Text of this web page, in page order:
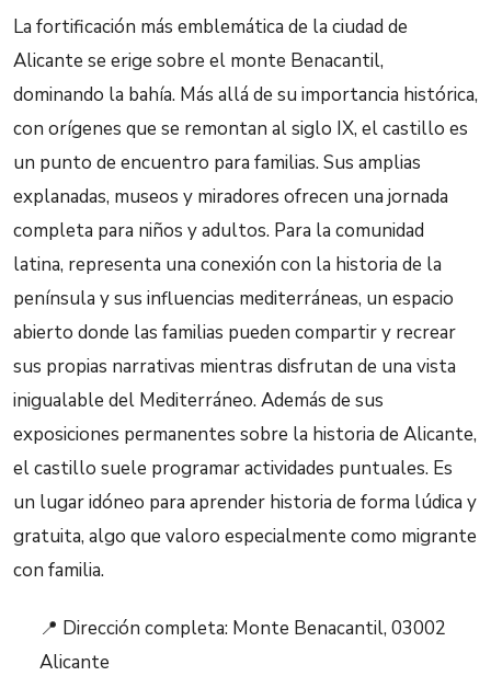
La fortificación más emblemática de la ciudad de
Alicante se erige sobre el monte Benacantil,
dominando la bahía. Más allá de su importancia histórica,
con orígenes que se remontan al siglo IX, el castillo es
un punto de encuentro para familias. Sus amplias
explanadas, museos y miradores ofrecen una jornada
completa para niños y adultos. Para la comunidad
latina, representa una conexión con la historia de la
península y sus influencias mediterráneas, un espacio
abierto donde las familias pueden compartir y recrear
sus propias narrativas mientras disfrutan de una vista
inigualable del Mediterráneo. Además de sus
exposiciones permanentes sobre la historia de Alicante,
el castillo suele programar actividades puntuales. Es
un lugar idóneo para aprender historia de forma lúdica y
gratuita, algo que valoro especialmente como migrante
con familia.
📍 Dirección completa: Monte Benacantil, 03002
Alicante